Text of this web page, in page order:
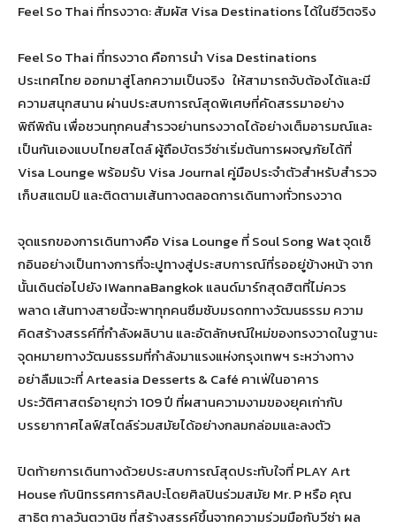
Feel So Thai ที่ทรงวาด: สัมผัส Visa Destinations ได้ในชีวิตจริง
Feel So Thai ที่ทรงวาด คือการนำ Visa Destinations
ประเทศไทย ออกมาสู่โลกความเป็นจริง ให้สามารถจับต้องได้และมี
ความสนุกสนาน ผ่านประสบการณ์สุดพิเศษที่คัดสรรมาอย่าง
พิถีพิถัน เพื่อชวนทุกคนสำรวจย่านทรงวาดได้อย่างเต็มอารมณ์และ
เป็นกันเองแบบไทยสไตล์ ผู้ถือบัตรวีซ่าเริ่มต้นการผจญภัยได้ที่
Visa Lounge พร้อมรับ Visa Journal คู่มือประจำตัวสำหรับสำรวจ
เก็บสแตมป์ และติดตามเส้นทางตลอดการเดินทางทั่วทรงวาด
จุดแรกของการเดินทางคือ Visa Lounge ที่ Soul Song Wat จุดเช็
กอินอย่างเป็นทางการที่จะปูทางสู่ประสบการณ์ที่รออยู่ข้างหน้า จาก
นั้นเดินต่อไปยัง IWannaBangkok แลนด์มาร์กสุดฮิตที่ไม่ควร
พลาด เส้นทางสายนี้จะพาทุกคนซึมซับมรดกทางวัฒนธรรม ความ
คิดสร้างสรรค์ที่กำลังผลิบาน และอัตลักษณ์ใหม่ของทรงวาดในฐานะ
จุดหมายทางวัฒนธรรมที่กำลังมาแรงแห่งกรุงเทพฯ ระหว่างทาง
อย่าลืมแวะที่ Arteasia Desserts & Café คาเฟ่ในอาคาร
ประวัติศาสตร์อายุกว่า 109 ปี ที่ผสานความงามของยุคเก่ากับ
บรรยากาศไลฟ์สไตล์ร่วมสมัยได้อย่างกลมกล่อมและลงตัว
ปิดท้ายการเดินทางด้วยประสบการณ์สุดประทับใจที่ PLAY Art
House กับนิทรรศการศิลปะโดยศิลปินร่วมสมัย Mr. P หรือ คุณ
สาธิต กาลวันตวานิช ที่สร้างสรรค์ขึ้นจากความร่วมมือกับวีซ่า ผล